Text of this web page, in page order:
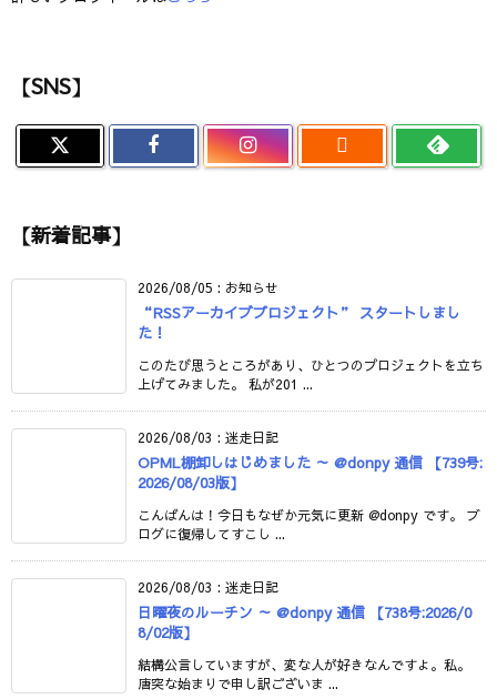
【SNS】

【新着記事】
2026/08/05 : お知らせ
“RSSアーカイブプロジェクト” スタートしまし
た！
このたび思うところがあり、ひとつのプロジェクトを立ち
上げてみました。 私が201 ...
2026/08/03 : 迷走日記
OPML棚卸しはじめました ～ @donpy 通信 【739号:
2026/08/03版】
こんばんは！今日もなぜか元気に更新 @donpy です。 ブ
ログに復帰してすこし ...
2026/08/03 : 迷走日記
日曜夜のルーチン ～ @donpy 通信 【738号:2026/0
8/02版】
結構公言していますが、変な人が好きなんですよ。私。
唐突な始まりで申し訳ございま ...